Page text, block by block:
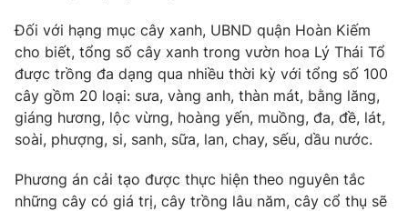
VTV Money VTV Thể thao
VTV Sức khoẻ Bất động sản
Thị trường 24h Tấm lòng Việt
VTV4 Vươn mình bằng AI
Đối với hạng mục cây xanh, UBND quận Hoàn Kiếm
cho biết, tổng số cây xanh trong vườn hoa Lý Thái Tổ
được trồng đa dạng qua nhiều thời kỳ với tổng số 100
cây gồm 20 loại: sưa, vàng anh, thàn mát, bằng lăng,
giáng hương, lộc vừng, hoàng yến, muồng, đa, đề, lát,
soài, phượng, si, sanh, sữa, lan, chay, sếu, dầu nước.
Phương án cải tạo được thực hiện theo nguyên tắc
những cây có giá trị, cây trồng lâu năm, cây cổ thụ sẽ